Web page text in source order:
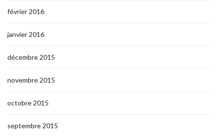
février 2016
janvier 2016
décembre 2015
novembre 2015
octobre 2015
septembre 2015